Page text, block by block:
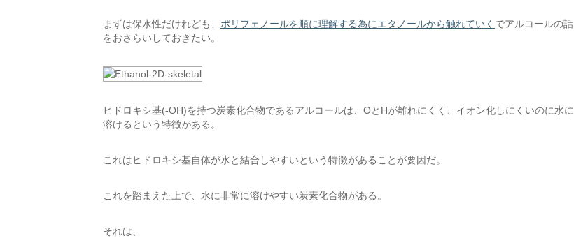
まずは保水性だけれども、 ポリフェノールを順に理解する為にエタノールから触れていく でアルコールの話
をおさらいしておきたい。
ヒドロキシ基(-OH)を持つ炭素化合物であるアルコールは、OとHが離れにくく、イオン化しにくいのに水に
溶けるという特徴がある。
これはヒドロキシ基自体が水と結合しやすいという特徴があることが要因だ。
これを踏まえた上で、水に非常に溶けやすい炭素化合物がある。
それは、